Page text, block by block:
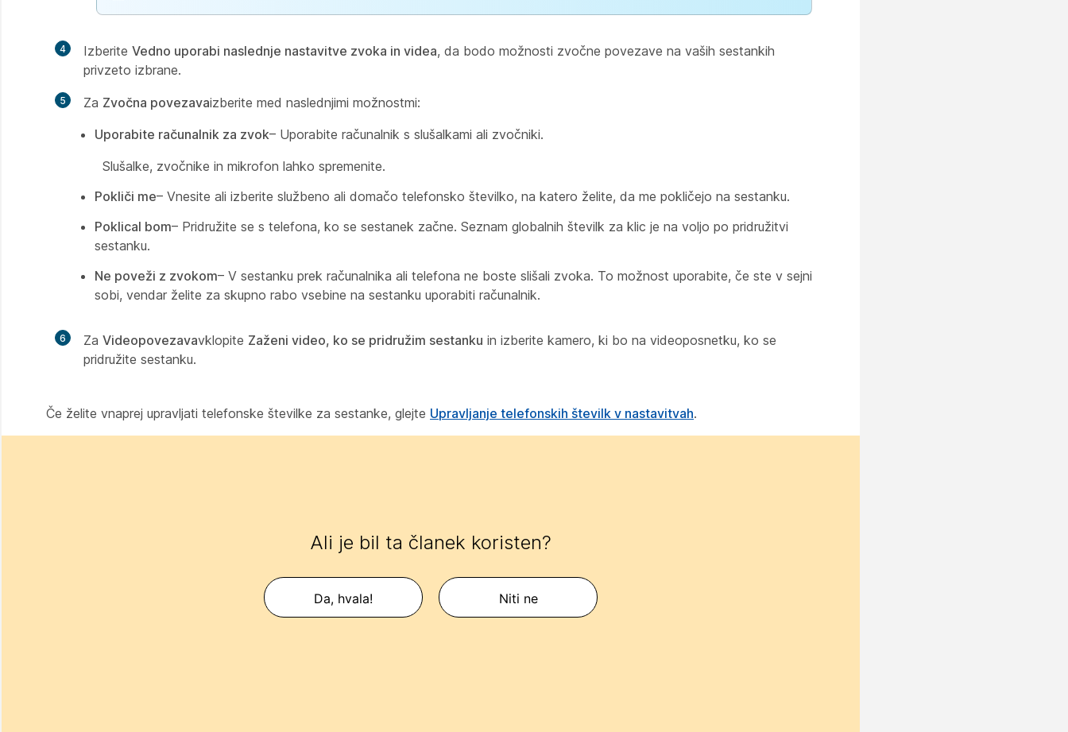
4 Izberite Vedno uporabi naslednje nastavitve zvoka in videa, da bodo možnosti zvočne povezave na vaših sestankih
privzeto izbrane.
5 Za Zvočna povezavaizberite med naslednjimi možnostmi:
Uporabite računalnik za zvok– Uporabite računalnik s slušalkami ali zvočniki.
Slušalke, zvočnike in mikrofon lahko spremenite.
Pokliči me– Vnesite ali izberite službeno ali domačo telefonsko številko, na katero želite, da me pokličejo na sestanku.
Poklical bom– Pridružite se s telefona, ko se sestanek začne. Seznam globalnih številk za klic je na voljo po pridružitvi
sestanku.
Ne poveži z zvokom– V sestanku prek računalnika ali telefona ne boste slišali zvoka. To možnost uporabite, če ste v sejni
sobi, vendar želite za skupno rabo vsebine na sestanku uporabiti računalnik.
6 Za Videopovezavavklopite Zaženi video, ko se pridružim sestanku in izberite kamero, ki bo na videoposnetku, ko se
pridružite sestanku.
Če želite vnaprej upravljati telefonske številke za sestanke, glejte Upravljanje telefonskih številk v nastavitvah.
Ali je bil ta članek koristen?
Da, hvala! Niti ne